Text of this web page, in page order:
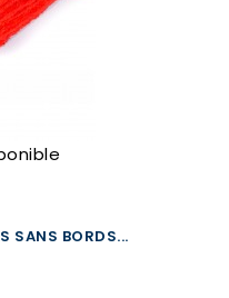
SANS BORDS...